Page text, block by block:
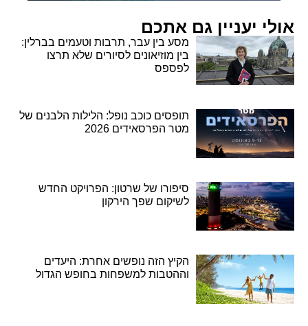
אולי יעניין גם אתכם
מסע בין עבר, תרבות וטעמים בברלין:
בין מוזיאונים לסיורים שלא תרצו
לפספס
תופסים כוכב נופל: הלילות הלבנים של
מטר הפרסאידים 2026
סיפורו של שרטון: הפרויקט החדש
לשיקום שפך הירקון
הקיץ הזה נופשים אחרת: היעדים
וההטבות למשפחות בחופש הגדול